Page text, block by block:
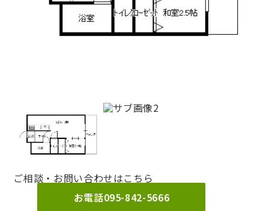
ご相談・お問い合わせはこちら
お電話095-842-5666